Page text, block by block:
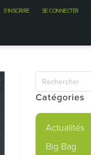
S’INSCRIRE SE CONNECTER
Catégories
Actualités
Big Bag